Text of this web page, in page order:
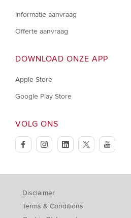
Informatie aanvraag
Offerte aanvraag
DOWNLOAD ONZE APP
Apple Store
Google Play Store
VOLG ONS
facebookinstagramlinkedintwitteryoutube
Disclaimer
Terms & Conditions